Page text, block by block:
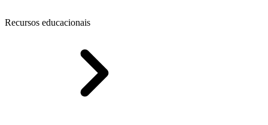
Recursos educacionais